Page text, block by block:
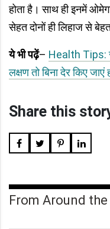
होता है। साथ ही इनमें
सेहत दोनों ही लिहाज से
ये भी पढ़ें– Health Tips:
लक्षण तो बिना देर किए जाएं
Share this
From Around the